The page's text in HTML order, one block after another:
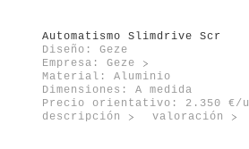
Automatismo Slimdrive Scr
Diseño: Geze
Empresa: Geze
Material: Aluminio
Dimensiones: A medida
Precio orientativo: 2.350 €/u
descripción
valoración